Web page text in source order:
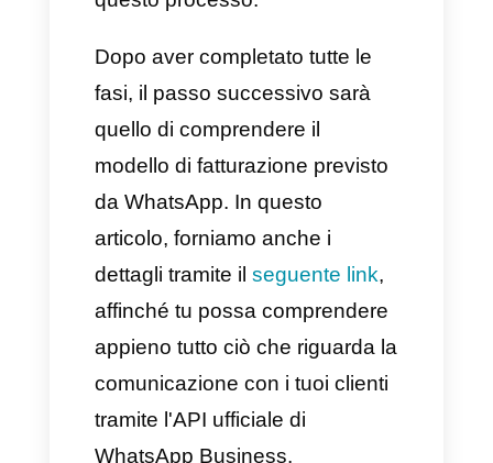
stata ideata per le grandi
aziende che, ovviamente,
ricevono al giorno o al mese un
notevole volume di messaggi.
Questa API ufficiale offre
svariati vantaggi, tutti molto
interessanti e utili, come: un
profilo WhatsApp verificato, la
possibilità di integrare con terze
parti, sessioni multi-account e